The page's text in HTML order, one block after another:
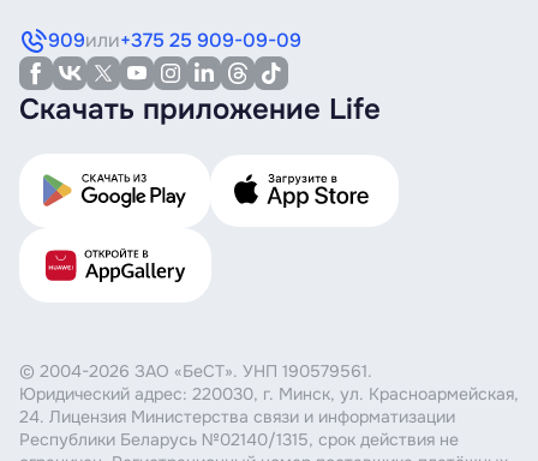
909или+375 25 909-09-09
Скачать приложение Life
© 2004-2026 ЗАО «БеСТ». УНП 190579561.
Юридический адрес: 220030, г. Минск, ул. Красноармейская,
24. Лицензия Министерства связи и информатизации
Республики Беларусь №02140/1315, срок действия не